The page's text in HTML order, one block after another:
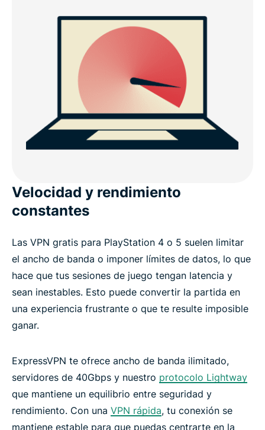
Velocidad y rendimiento
constantes
Las VPN gratis para PlayStation 4 o 5 suelen limitar
el ancho de banda o imponer límites de datos, lo que
hace que tus sesiones de juego tengan latencia y
sean inestables. Esto puede convertir la partida en
una experiencia frustrante o que te resulte imposible
ganar.
ExpressVPN te ofrece ancho de banda ilimitado,
servidores de 40Gbps y nuestro protocolo Lightway
que mantiene un equilibrio entre seguridad y
rendimiento. Con una VPN rápida, tu conexión se
mantiene estable para que puedas centrarte en la